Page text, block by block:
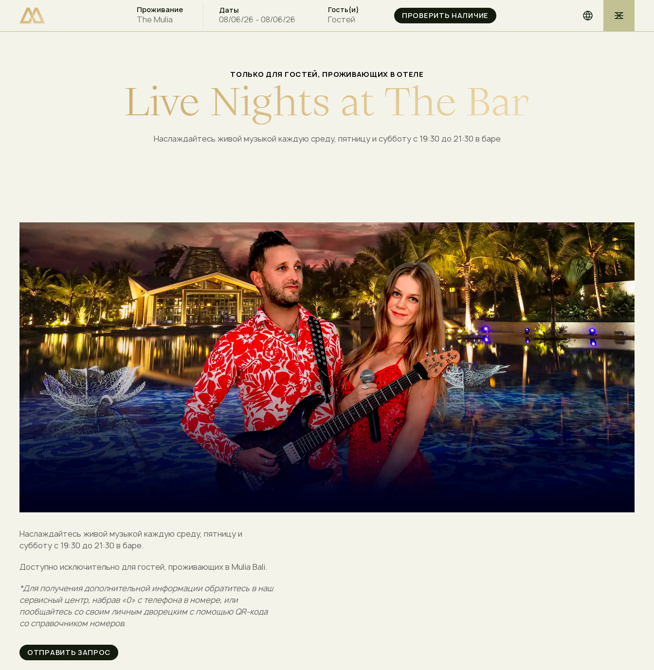
ПРОВЕРЬТЕ НАЛИЧИЕ СВОБОДНЫХ МЕСТ
Проживание
The Mulia
Даты Гость(и)
Гостей
ТОЛЬКО ДЛЯ ГОСТЕЙ, ПРОЖИВАЮЩИХ В ОТЕЛЕ
Live Nights at The Bar
Наслаждайтесь живой музыкой каждую среду, пятницу и субботу с 19:30 до 21:30 в баре
Наслаждайтесь живой музыкой каждую среду, пятницу и
субботу с 19:30 до 21:30 в баре.
Доступно исключительно для гостей, проживающих в Mulia Bali.
*Для получения дополнительной информации обратитесь в наш
сервисный центр, набрав «0» с телефона в номере, или
пообщайтесь со своим личным дворецким с помощью QR-кода
со справочником номеров.
ОТПРАВИТЬ ЗАПРОС